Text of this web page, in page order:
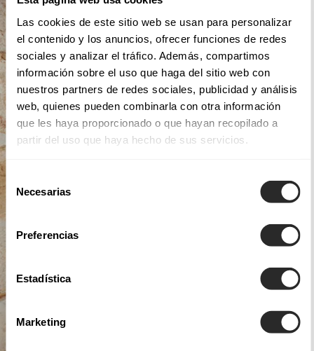
Las cookies de este sitio web se usan para personalizar
el contenido y los anuncios, ofrecer funciones de redes
sociales y analizar el tráfico. Además, compartimos
información sobre el uso que haga del sitio web con
nuestros partners de redes sociales, publicidad y análisis
web, quienes pueden combinarla con otra información
que les haya proporcionado o que hayan recopilado a
partir del uso que haya hecho de sus servicios.
Selección
Necesarias
Preferencias
Estadística
Marketing